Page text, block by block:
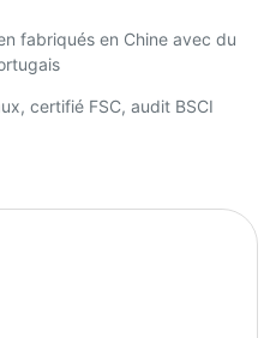
fabriqués en Chine avec du
certifié FSC, audit BSCI